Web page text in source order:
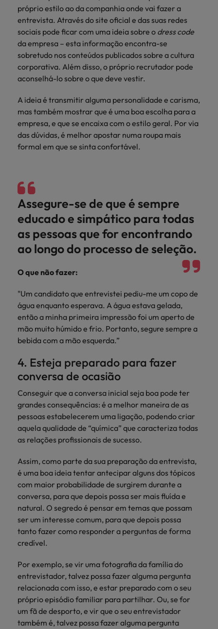
próprio estilo ao da companhia onde vai fazer a
entrevista. Através do site oficial e das suas redes
sociais pode ficar com uma ideia sobre o dress code
da empresa – esta informação encontra-se
sobretudo nos conteúdos publicados sobre a cultura
corporativa. Além disso, o próprio recrutador pode
aconselhá-lo sobre o que deve vestir.
A ideia é transmitir alguma personalidade e carisma,
mas também mostrar que é uma boa escolha para a
empresa, e que se encaixa com o estilo geral. Por via
das dúvidas, é melhor apostar numa roupa mais
formal em que se sinta confortável.
Assegure-se de que é sempre
educado e simpático para todas
as pessoas que for encontrando
ao longo do processo de seleção.
O que não fazer:
"Um candidato que entrevistei pediu-me um copo de
água enquanto esperava. A água estava gelada,
então a minha primeira impressão foi um aperto de
mão muito húmido e frio. Portanto, segure sempre a
bebida com a mão esquerda.”
4. Esteja preparado para fazer
conversa de ocasião
Conseguir que a conversa inicial seja boa pode ter
grandes consequências: é a melhor maneira de as
pessoas estabelecerem uma ligação, podendo criar
aquela qualidade de “química” que caracteriza todas
as relações profissionais de sucesso.
Assim, como parte da sua preparação da entrevista,
é uma boa ideia tentar antecipar alguns dos tópicos
com maior probabilidade de surgirem durante a
conversa, para que depois possa ser mais fluída e
natural. O segredo é pensar em temas que possam
ser um interesse comum, para que depois possa
tanto fazer como responder a perguntas de forma
credível.
Por exemplo, se vir uma fotografia da família do
entrevistador, talvez possa fazer alguma pergunta
relacionada com isso, e estar preparado com o seu
próprio episódio familiar para partilhar. Ou, se for
um fã de desporto, e vir que o seu entrevistador
também é, talvez possa fazer alguma pergunta